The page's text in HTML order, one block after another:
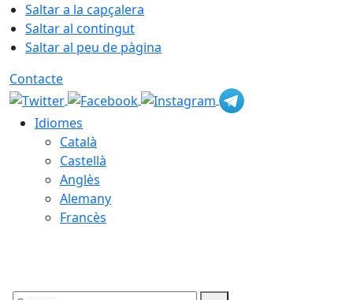
Saltar a la capçalera
Saltar al contingut
Saltar al peu de pàgina
Contacte
Idiomes
Català
Castellà
Anglès
Alemany
Francès